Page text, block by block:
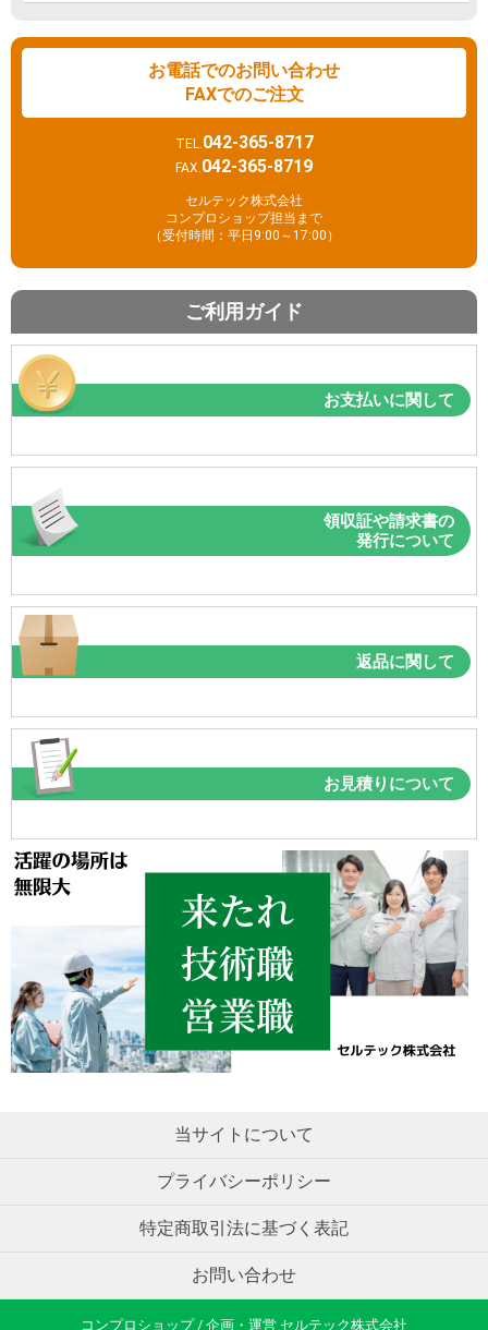
お電話でのお問い合わせ
FAXでのご注文
TEL.042-365-8717
FAX.042-365-8719
セルテック株式会社
コンプロショップ担当まで
（受付時間：平日9:00～17:00）
ご利用ガイド
お支払いに関して
領収証や請求書の
発行について
返品に関して
お見積りについて
当サイトについて
プライバシーポリシー
特定商取引法に基づく表記
お問い合わせ
コンプロショップ / 企画・運営 セルテック株式会社